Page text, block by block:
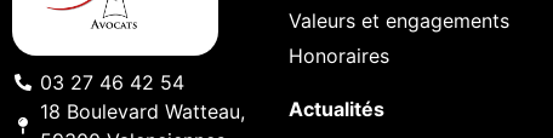
03 27 46 42 54
18 Boulevard Watteau,
Valeurs et engagements
Honoraires
Actualités